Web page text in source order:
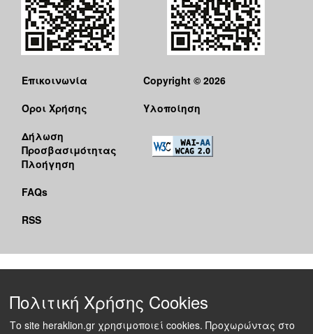
Επικοινωνία
Όροι Χρήσης
Δήλωση
Προσβασιμότητας
Πλοήγηση
FAQs
RSS
Copyright © 2026
Υλοποίηση
Πολιτική Χρήσης Cookies
Το site heraklion.gr χρησιμοποιεί cookies. Προχωρώντας στο